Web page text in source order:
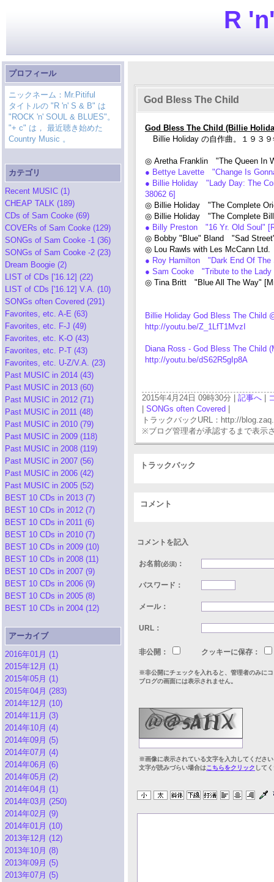
R
プロフィール
ニックネーム：Mr.Pitiful
タイトルの "R 'n' S & B" は
"ROCK 'n' SOUL & BLUES"。
"+ c" は， 最近聴き始めた
Country Music 。
カテゴリ
Recent MUSIC (1)
CHEAP TALK (189)
CDs of Sam Cooke (69)
COVERs of Sam Cooke (129)
SONGs of Sam Cooke -1 (36)
SONGs of Sam Cooke -2 (23)
Dream Boogie (2)
LIST of CDs ['16.12] (22)
LIST of CDs ['16.12] V.A. (10)
SONGs often Covered (291)
Favorites, etc. A-E (63)
Favorites, etc. F-J (49)
Favorites, etc. K-O (43)
Favorites, etc. P-T (43)
Favorites, etc. U-Z/V.A. (23)
Past MUSIC in 2014 (43)
Past MUSIC in 2013 (60)
Past MUSIC in 2012 (71)
Past MUSIC in 2011 (48)
Past MUSIC in 2010 (79)
Past MUSIC in 2009 (118)
Past MUSIC in 2008 (119)
Past MUSIC in 2007 (56)
Past MUSIC in 2006 (42)
Past MUSIC in 2005 (52)
BEST 10 CDs in 2013 (7)
BEST 10 CDs in 2012 (7)
BEST 10 CDs in 2011 (6)
BEST 10 CDs in 2010 (7)
BEST 10 CDs in 2009 (10)
BEST 10 CDs in 2008 (11)
BEST 10 CDs in 2007 (9)
BEST 10 CDs in 2006 (9)
BEST 10 CDs in 2005 (8)
BEST 10 CDs in 2004 (12)
アーカイブ
2016年01月 (1)
2015年12月 (1)
2015年05月 (1)
2015年04月 (283)
2014年12月 (10)
2014年11月 (3)
2014年10月 (4)
2014年09月 (5)
2014年07月 (4)
2014年06月 (6)
2014年05月 (2)
2014年04月 (1)
2014年03月 (250)
2014年02月 (9)
2014年01月 (10)
2013年12月 (12)
2013年10月 (8)
2013年09月 (5)
2013年07月 (5)
God Bless The Child
God Bless The Child (Billie
Billie Holiday の自作曲。１９３
◎ Aretha Franklin "The Queen In
● Bettye Lavette "Change Is
● Billie Holiday "Lady Day: The
38062 6]
◎ Billie Holiday "The Complete
◎ Billie Holiday "The Complete
● Billy Preston "16 Yr. Old Soul"
◎ Bobby "Blue" Bland "Sad
◎ Lou Rawls with Les McCann
● Roy Hamilton "Dark End Of The
● Sam Cooke "Tribute to the
◎ Tina Britt "Blue All The Way"
Billie Holiday God Bless The Child
http://youtu.be/Z_1LfT1MvzI
Diana Ross - God Bless The Child
http://youtu.be/dS62R5gIp8A
2015年4月24日 09時30分 | 記事へ
SONGs often Covered
トラックバックURL：http://
※ブログ管理者が承認するまで表示
トラックバック
コメント
コメントを記入
お名前(必須) ：
パスワード：
メール：
URL：
非公開： クッキーに保存：
※非公開にチェックを入れると、管理者のみに
ブログの画面には表示されません。
※画像に表示されている文字を入力してくださ
文字が読みづらい場合はこちらをクリック して